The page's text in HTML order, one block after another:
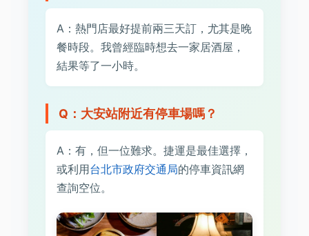
A：熱門店最好提前兩三天訂，尤其是晚
餐時段。我曾經臨時想去一家居酒屋，
結果等了一小時。
Q：大安站附近有停車場嗎？
A：有，但一位難求。捷運是最佳選擇，
或利用台北市政府交通局的停車資訊網
查詢空位。